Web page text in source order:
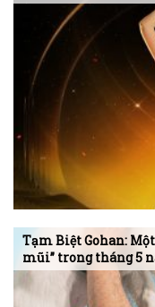
Tạm Biệt Gohan:
mũi” trong tháng 5